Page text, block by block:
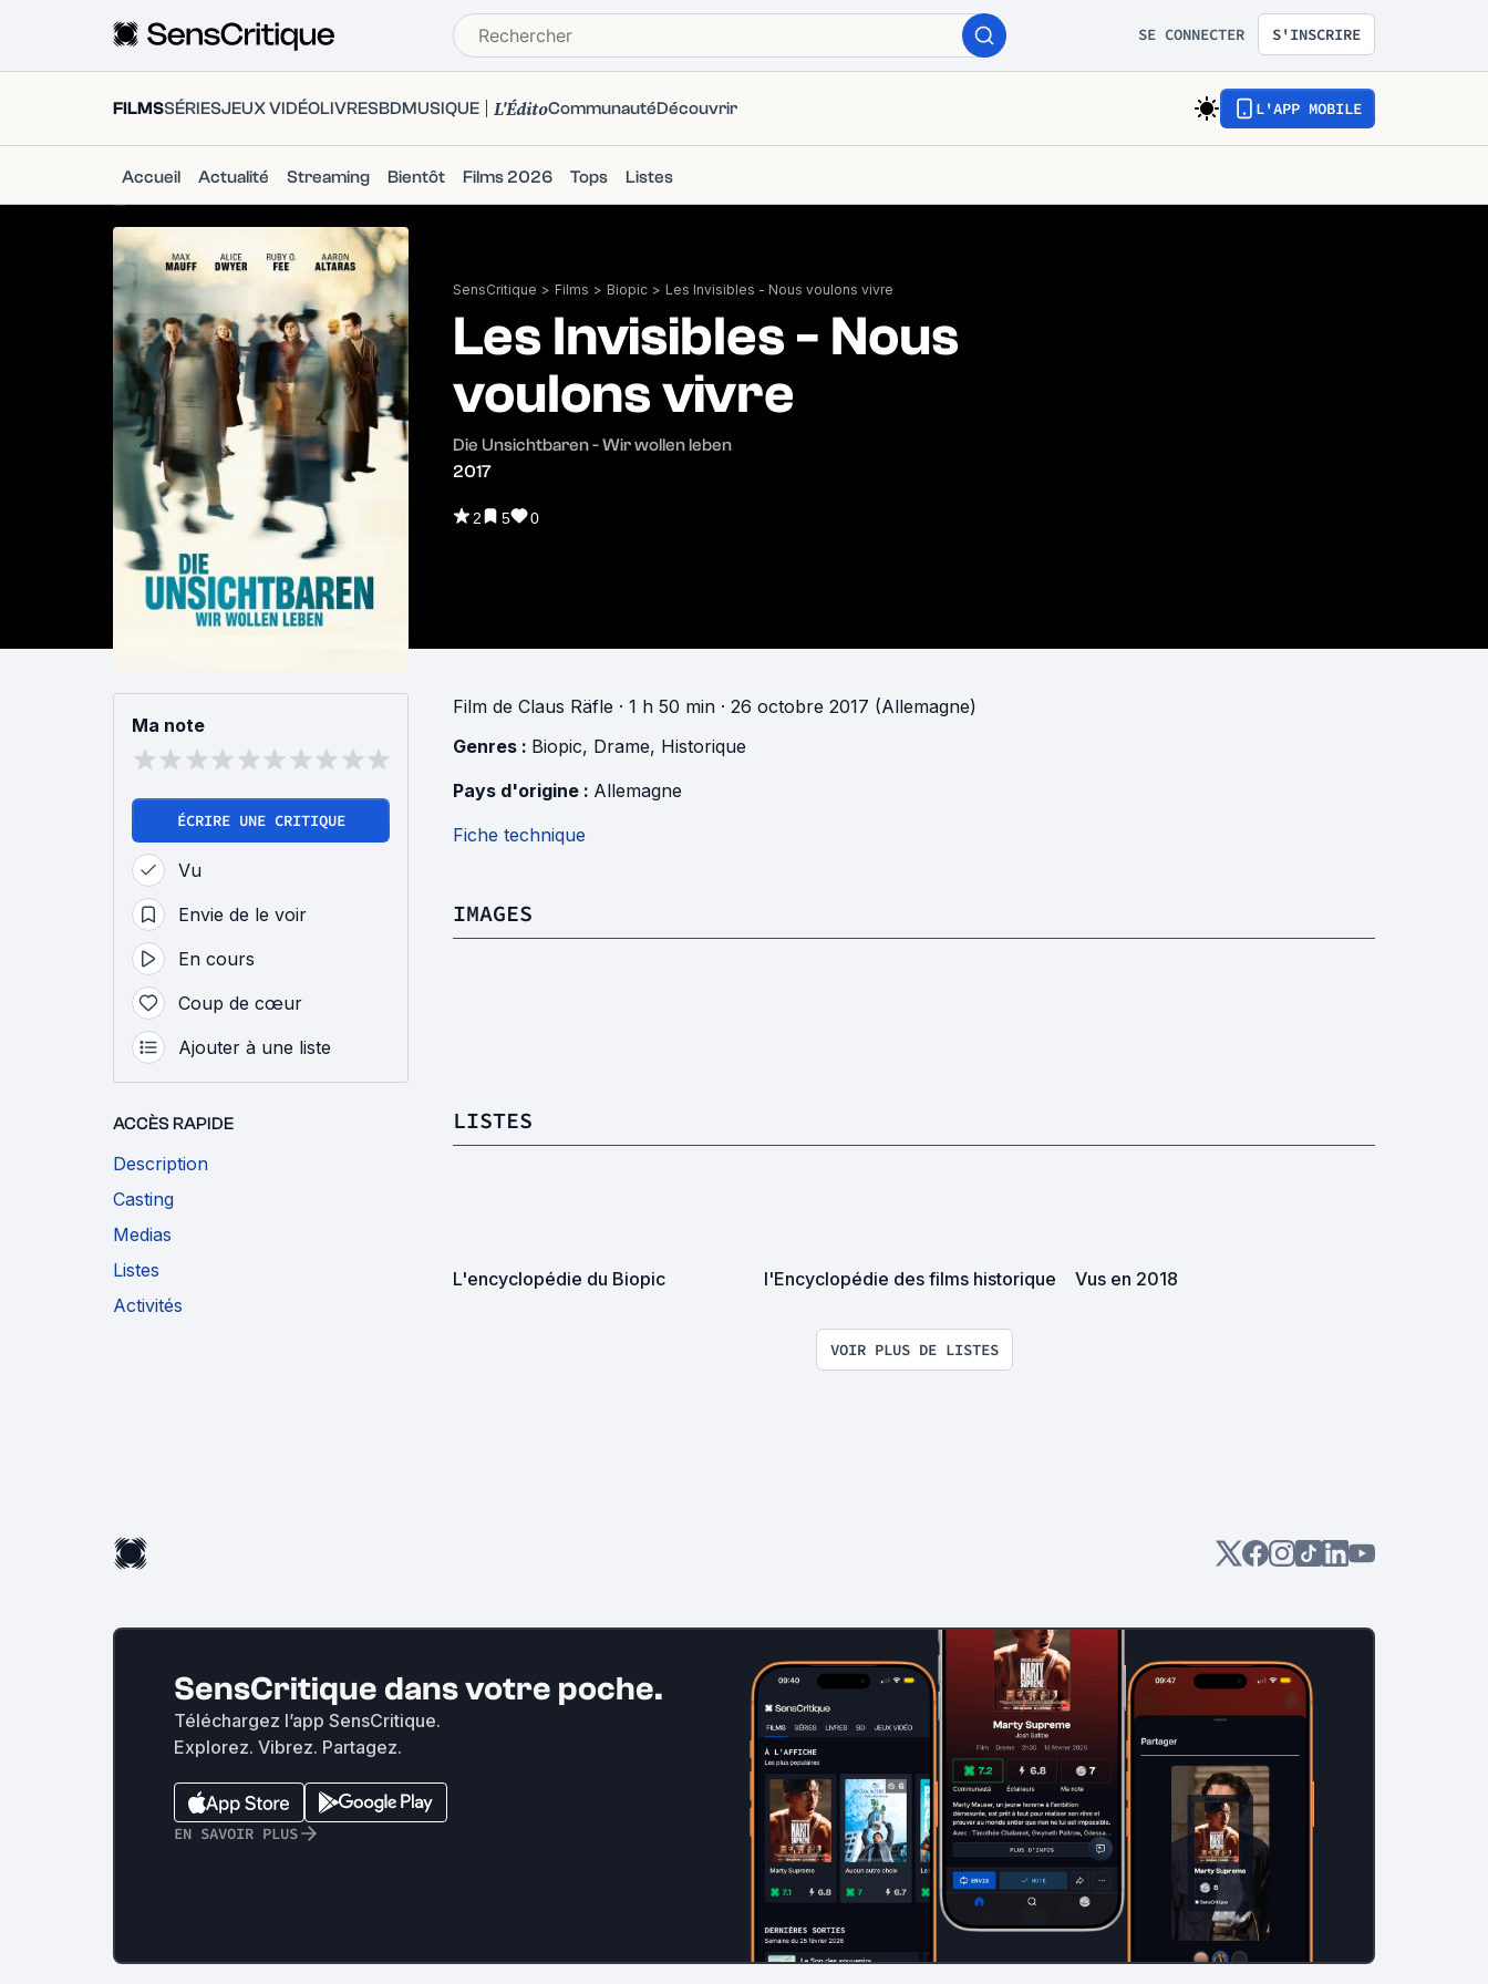
SE CONNECTER S'INSCRIRE
FILMSSÉRIESJEUX VIDÉOLIVRESBDMUSIQUE L'ÉditoCommunautéDécouvrir L'APP MOBILE
Accueil Actualité Streaming Bientôt Films 2026 Tops Listes
SensCritique > Films > Biopic > Les Invisibles - Nous voulons vivre
Les Invisibles - Nous
voulons vivre
Die Unsichtbaren - Wir wollen leben
2017
2 5 0
Ma note
ÉCRIRE UNE CRITIQUE
Vu
Envie de le voir
En cours
Coup de cœur
Ajouter à une liste
ACCÈS RAPIDE
Description
Casting
Medias
Listes
Activités
Film de Claus Räfle · 1 h 50 min · 26 octobre 2017 (Allemagne)
Genres : Biopic, Drame, Historique
Pays d'origine : Allemagne
Fiche technique
IMAGES
LISTES
L'encyclopédie du Biopic l'Encyclopédie des films historique Vus en 2018
VOIR PLUS DE LISTES
SensCritique dans votre poche.
Téléchargez l’app SensCritique.
Explorez. Vibrez. Partagez.
EN SAVOIR PLUS